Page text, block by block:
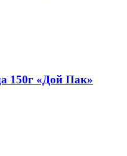
150г «Дой Пак»